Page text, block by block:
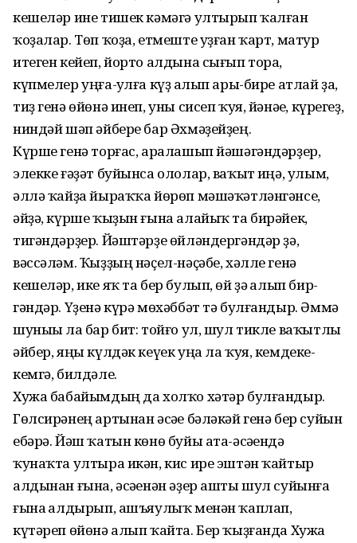
кешеләр ине тишек кәмәгә ултырып ҡалған
ҡоҙалар. Төп ҡоҙа, етмеште уҙған ҡарт, матур
итеген кейеп, йорто алдына сығып тора,
күпмелер уңға-һулға күҙ һалып ары-бире атлай ҙа,
тиҙ генә өйөнә инеп, уны сисеп ҡуя, йәнәһе, күрегеҙ,
ниндәй шәп әйбере бар Әхмәҙейҙең.
Күрше генә торғас, аралашып йә­шәгәндәрҙер,
элекке ғәҙәт буйынса ололар, ваҡыт һиңә, улым,
әллә ҡайҙа йыраҡҡа йөрөп мәшәҡәтләнгәнсе,
әйҙә, күрше ҡыҙын ғына алайыҡ та бирәйек,
тигәндәрҙер. Йәштәрҙе өйләндергәндәр ҙә,
вәссәләм. Ҡыҙҙың нәҫел-нәҫәбе, хәлле генә
кешеләр, ике яҡ та бер булып, өй ҙә һалып бир­
гәндәр. Үҙенә күрә мөхәббәт тә булғандыр. Әммә
шуныһы ла бар бит: тойғо ул, шул тикле ваҡытлы
әйбер, яңы күлдәк кеүек уңа ла ҡуя, кемдеке-
кемгә, билдәле.
Хужа бабайымдың да холҡо хәтәр булғандыр.
Гөлсирәнең артынан әсәһе бәләкәй генә бер суйын
ебәрә. Йәш ҡатын көнө буйы ата-әсәһендә
ҡунаҡта ултыра икән, кис ире эштән ҡайтыр
алдынан ғына, әсәһенән әҙер ашты шул суйынға
ғына һалдырып, ашъяулыҡ менән ҡаплап,
күтәреп өйөнә алып ҡайта. Бер ҡыҙғанда Хужа